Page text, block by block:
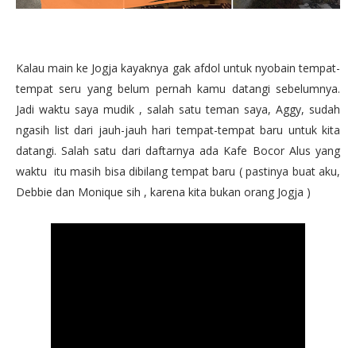
Kalau main ke Jogja kayaknya gak afdol untuk nyobain tempat-
tempat seru yang belum pernah kamu datangi sebelumnya.
Jadi waktu saya mudik , salah satu teman saya, Aggy, sudah
ngasih list dari jauh-jauh hari tempat-tempat baru untuk kita
datangi. Salah satu dari daftarnya ada Kafe Bocor Alus yang
waktu itu masih bisa dibilang tempat baru ( pastinya buat aku,
Debbie dan Monique sih , karena kita bukan orang Jogja )